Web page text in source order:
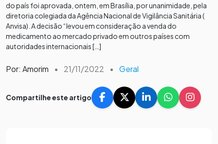
do país foi aprovada, ontem, em Brasília, por unanimidade, pela
diretoria colegiada da Agência Nacional de Vigilância Sanitária (
Anvisa). A decisão “levou em consideração a venda do
medicamento ao mercado privado em outros países com
autoridades internacionais […]
Por: Amorim • 21/11/2022 • Geral
Compartilhe este artigo